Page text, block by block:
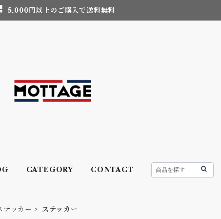
5,000円以上のご購入で送料無料
CATEGORY CONTACT
テッカー ステッカー